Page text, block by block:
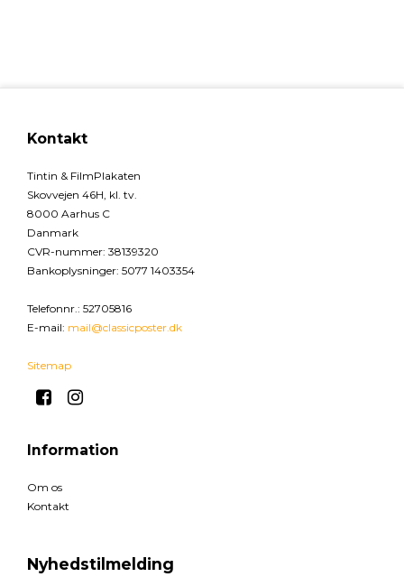
Kontakt
Tintin & FilmPlakaten
Skovvejen 46H, kl. tv.
8000 Aarhus C
Danmark
CVR-nummer: 38139320
Bankoplysninger: 5077 1403354
Telefonnr. : 52705816
E-mail: mail@classicposter.dk
Sitemap
Information
Om os
Kontakt
Nyhedstilmelding